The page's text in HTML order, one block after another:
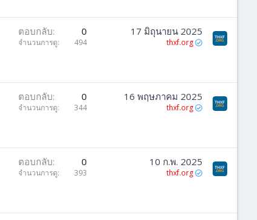
ตอบกลับ 0
จำนวนการดู 494
17 มิถุนายน 2025
thxf.org
ตอบกลับ 0
จำนวนการดู 344
16 พฤษภาคม 2025
thxf.org
ตอบกลับ 0
จำนวนการดู 393
10 ก.พ. 2025
thxf.org